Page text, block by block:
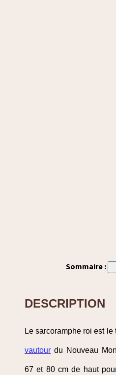
Sommaire :
DESCRIPTION
Le sarcoramphe roi est
vautour du Nouveau
67 et 80 cm de haut